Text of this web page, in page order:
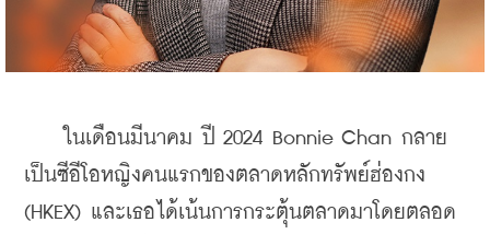
ในเดือนมีนาคม ปี 2024 Bonnie Chan กลาย
เป็นซีอีโอหญิงคนแรกของตลาดหลักทรัพย์ฮ่องกง
(HKEX) และเธอได้เน้นการกระตุ้นตลาดมาโดยตลอด